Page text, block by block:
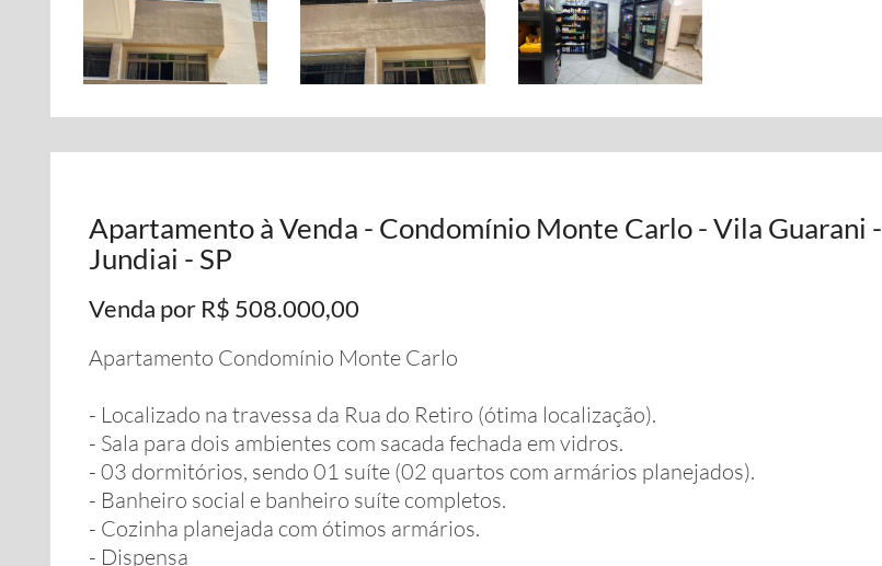
Apartamento à Venda - Condomínio Monte Carlo - Vila Guarani -
Jundiai - SP
Venda por R$ 508.000,00
Apartamento Condomínio Monte Carlo
- Localizado na travessa da Rua do Retiro (ótima localização).
- Sala para dois ambientes com sacada fechada em vidros.
- 03 dormitórios, sendo 01 suíte (02 quartos com armários planejados).
- Banheiro social e banheiro suíte completos.
- Cozinha planejada com ótimos armários.
- Dispensa